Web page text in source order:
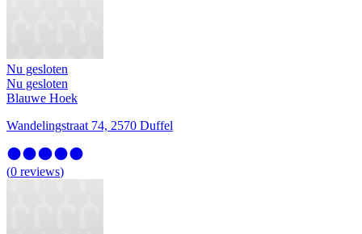
Nu gesloten
Nu gesloten
Blauwe Hoek
Wandelingstraat 74, 2570 Duffel
(0 reviews)